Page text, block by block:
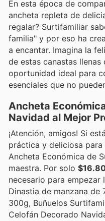
En esta época de
ancheta repleta de
regalar? Surtifamiliar
familia" y por eso ha
a encantar. Imagina la
de estas canastas
oportunidad ideal para
esenciales que no
Ancheta
Navidad al Mejor
¡Atención, amigos! Si
práctica y deliciosa
Ancheta Económica de
maestra. Por solo
necesario para empezar
Dinastia de manzana
300g, Buñuelos
Celofán Decorado